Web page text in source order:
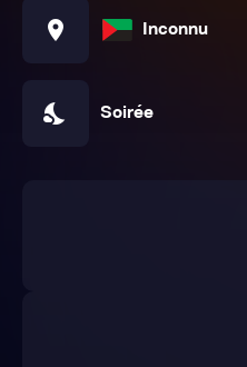
location_on Inconnu
nights_stay Soirée